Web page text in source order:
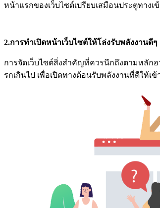
หน้าแรกของเว็บไซต์เปรียบเสมือนประตูทาง
2.การทำเปิดหน้าเว็บไซต์ให้โล่งรับพลังงานดีๆ
การจัดเว็บไซต์สิ่งสำคัญที่ควรนึกถึงตามหลักฮ
รกเกินไป เพื่อเปิดทางต้อนรับพลังงานที่ดีให้เข้